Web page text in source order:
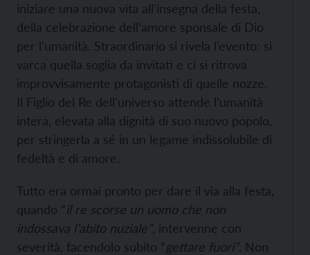
iniziare una nuova vita all’insegna della festa,
della celebrazione dell’amore sponsale di Dio
per l’umanità. Straordinario si rivela l’evento: si
varca quella soglia da invitati e ci si ritrova
improvvisamente protagonisti di quelle nozze.
Il Figlio del Re dell’universo attende l’umanità
intera, elevata alla dignità di suo nuovo popolo,
per stringerla a sé in un legame indissolubile di
fedeltà e di amore.
Tutto era ormai pronto per dare il via alla festa,
quando “il re scorse un uomo che non
indossava l’abito nuziale”, intervenne con
severità, facendolo subito “gettare fuori”. Non